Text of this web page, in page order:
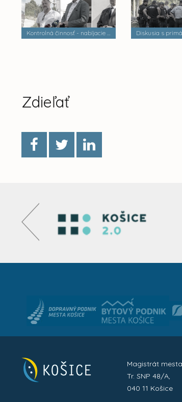
Kontrolná činnosť - nabíjacie stanice elektrobusov
Zdieľať
Magistrát
Tr. SNP 48/A,
040 11 Košice